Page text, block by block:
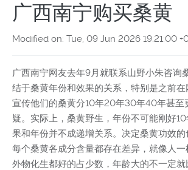
广西南宁购买桑黄
Modified on: Tue, 09 Jun 2026 19:21:00
广西南宁网友去年9月就联系山野小朱咨询
结于桑黄年份和效果的关系，特别是之前
宣传他们的桑黄分10年20年30年40年甚至
疑。实际上，桑黄野生，年份不可能刚好
果和年份并不成递增关系。决定桑黄功效的
每个桑黄各成分含量都存在差异，就像人
外物化生都好的占少数，年龄大的不一定